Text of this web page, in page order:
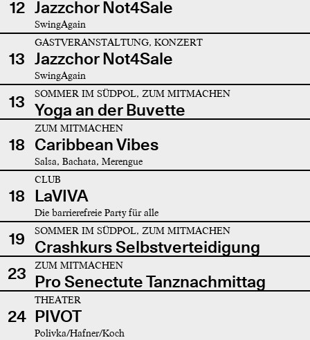
12 Jazzchor Not4Sale
SwingAgain
13
GASTVERANSTALTUNG, KONZERT
Jazzchor Not4Sale
SwingAgain
13 SOMMER IM SÜDPOL, ZUM MITMACHEN
Yoga an der Buvette
18
ZUM MITMACHEN
Caribbean Vibes
Salsa, Bachata, Merengue
18
CLUB
LaVIVA
Die barrierefreie Party für alle
19 SOMMER IM SÜDPOL, ZUM MITMACHEN
Crashkurs Selbstverteidigung
23
ZUM MITMACHEN
Pro Senectute Tanznachmittag
24
THEATER
PIVOT
Polivka/Hafner/Koch